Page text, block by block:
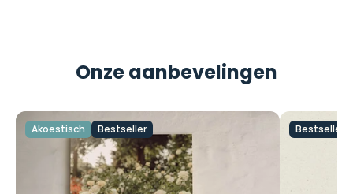
Onze aanbevelingen
Akoestisch Bestseller Bestseller